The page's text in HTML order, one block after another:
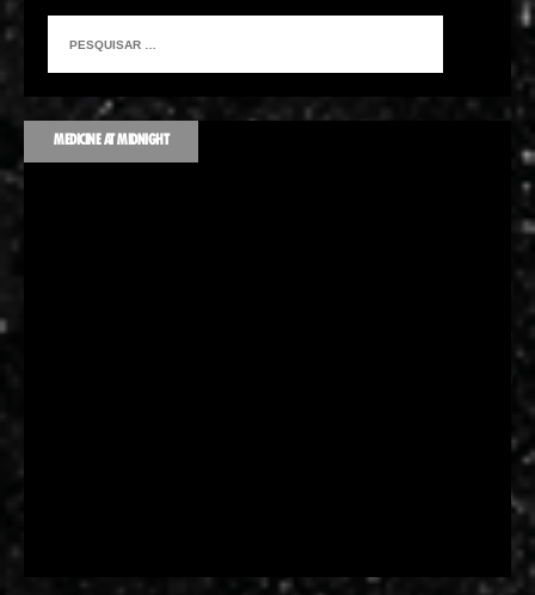
MEDICINE AT MIDNIGHT